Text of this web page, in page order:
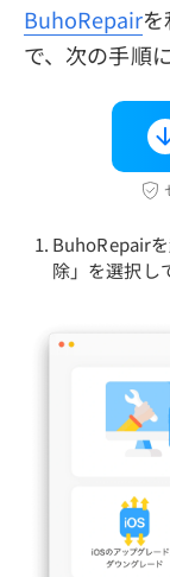
BuhoRepair
で、次の手順
BuhoRepair
除」を選択し